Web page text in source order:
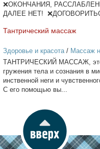
❌ОКОНЧАНИЯ,
ДАЛЕЕ НЕТ!
Тан­три­че­ский мас­саж
Здоровье и красота/ Массаж
ТАНТРИЧЕСКИЙ МАССАЖ, это
гру­же­ния те­ла и со­зна­ния в
ин­ствен­ной неги и
С его по­мо­щью вы...